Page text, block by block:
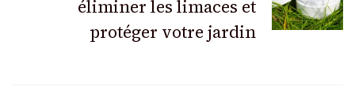
éliminer les limaces et
protéger votre jardin